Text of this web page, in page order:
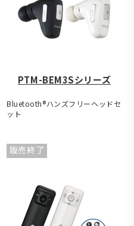
PTM-BEM3Sシリーズ
Bluetooth®ハンズフリーヘッドセ
ット
販売終了